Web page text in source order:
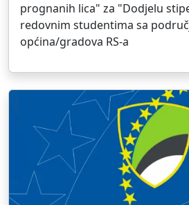
prognanih lica" za "Dodjelu
redovnim studentima sa
općina/gradova RS-a